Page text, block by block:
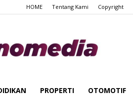
HOME Tentang Kami Copyright
PROPERTI OTOMOTIF